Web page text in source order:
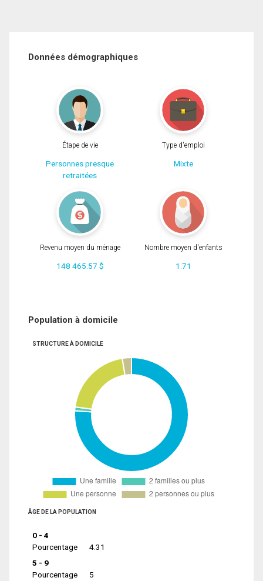
Données démographiques
Étape de vie
Personnes presque
retraitées
Type d'emploi
Mixte
Revenu moyen du ménage
148 465.57 $
Nombre moyen d'enfants
1.71
Population à domicile
STRUCTURE À DOMICILE
ÂGE DE LA POPULATION
0 - 4
Pourcentage
4.31
5 - 9
Pourcentage
5